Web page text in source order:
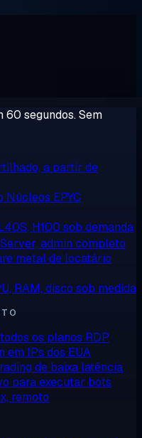
60 segundos. Sem
a partir de
Núcleos EPYC
H100 sob demanda
admin completo
metal de locatário
RAM, disco sob medida
os planos RDP
em IPs dos EUA
de baixa latência
para executar bots
remoto